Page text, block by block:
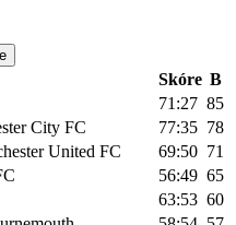
Skóre B
71:27 85
City FC 77:35 78
United FC 69:50 71
56:49 65
63:53 60